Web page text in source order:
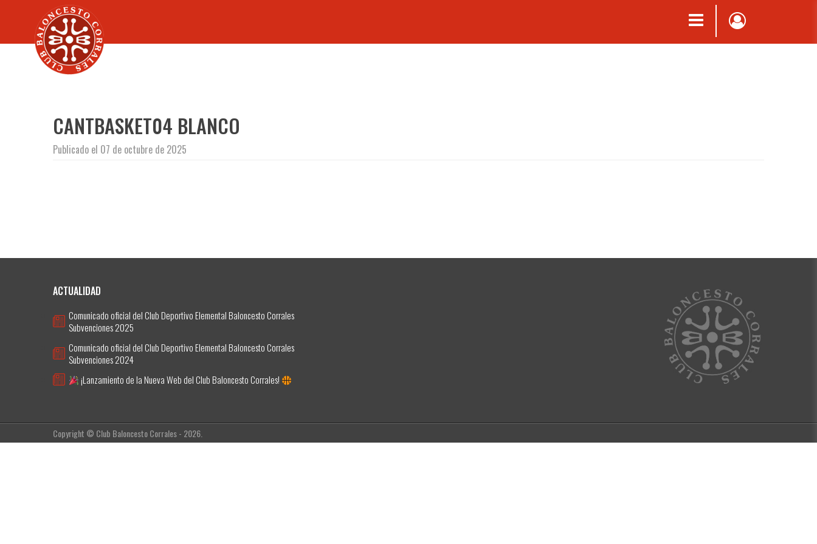
CANTBASKET04 BLANCO
Publicado el 07 de octubre de 2025
ACTUALIDAD
Comunicado oficial del Club Deportivo Elemental Baloncesto Corrales
Subvenciones 2025
Comunicado oficial del Club Deportivo Elemental Baloncesto Corrales
Subvenciones 2024
¡Lanzamiento de la Nueva Web del Club Baloncesto Corrales!
Copyright © Club Baloncesto Corrales - 2026.